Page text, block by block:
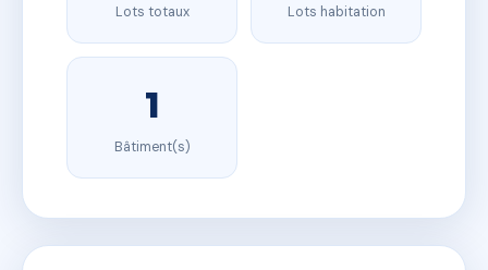
Lots totaux Lots habitation
1
Bâtiment(s)